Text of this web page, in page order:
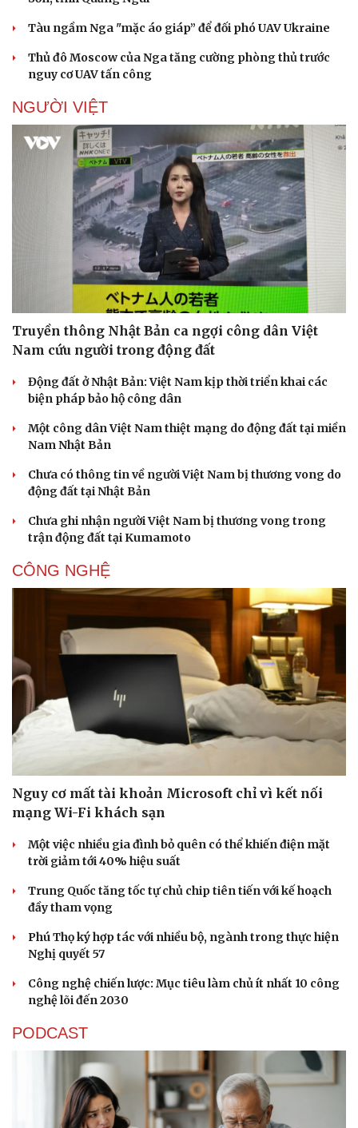
Doanh nghiệp
Thông tin doanh nghiệp
Doanh nghiệp 24h
Doanh nhân
Vì cộng đồng
Trải nghiệm
Chuyển đổi số
Tàu ngầm Nga "mặc áo giáp” để đối phó UAV Ukraine
Thủ đô Moscow của Nga tăng cường phòng thủ trước
nguy cơ UAV tấn công
NGƯỜI VIỆT
Truyền thông Nhật Bản ca ngợi công dân Việt
Nam cứu người trong động đất
Động đất ở Nhật Bản: Việt Nam kịp thời triển khai các
biện pháp bảo hộ công dân
Một công dân Việt Nam thiệt mạng do động đất tại miền
Nam Nhật Bản
Chưa có thông tin về người Việt Nam bị thương vong do
động đất tại Nhật Bản
Chưa ghi nhận người Việt Nam bị thương vong trong
trận động đất tại Kumamoto
CÔNG NGHỆ
Nguy cơ mất tài khoản Microsoft chỉ vì kết nối
mạng Wi-Fi khách sạn
Một việc nhiều gia đình bỏ quên có thể khiến điện mặt
trời giảm tới 40% hiệu suất
Trung Quốc tăng tốc tự chủ chip tiên tiến với kế hoạch
đầy tham vọng
Phú Thọ ký hợp tác với nhiều bộ, ngành trong thực hiện
Nghị quyết 57
Công nghệ chiến lược: Mục tiêu làm chủ ít nhất 10 công
nghệ lõi đến 2030
PODCAST